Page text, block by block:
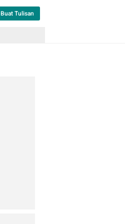
Buat Tulisan